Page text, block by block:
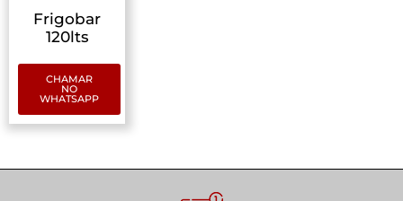
Frigobar
120lts
CHAMAR
NO
WHATSAPP